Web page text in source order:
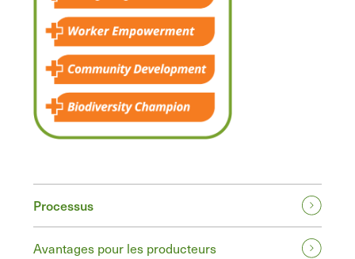
Processus
Avantages pour les producteurs